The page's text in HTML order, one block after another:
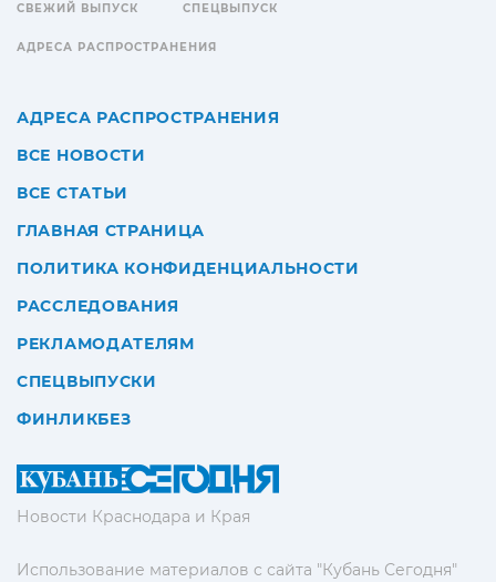
Новости Краснодара и Края
Использование материалов с сайта "Кубань Сегодня"
СВЕЖИЙ ВЫПУСК СПЕЦВЫПУСК
АДРЕСА РАСПРОСТРАНЕНИЯ
АДРЕСА РАСПРОСТРАНЕНИЯ
ВСЕ НОВОСТИ
ВСЕ СТАТЬИ
ГЛАВНАЯ СТРАНИЦА
ПОЛИТИКА КОНФИДЕНЦИАЛЬНОСТИ
РАССЛЕДОВАНИЯ
РЕКЛАМОДАТЕЛЯМ
СПЕЦВЫПУСКИ
ФИНЛИКБЕЗ